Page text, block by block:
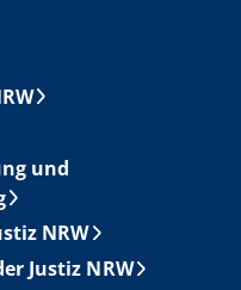
und
NRW
Justiz NRW